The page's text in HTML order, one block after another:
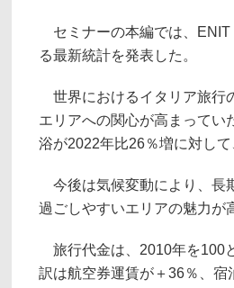
セミナーの本編では、ENIT
る最新統計を発表した。
世界におけるイタリア旅行
エリアへの関心が高まってい
浴が2022年比26％増に対し
今後は気候変動により、長
過ごしやすいエリアの魅力が
旅行代金は、2010年を100
訳は航空券運賃が＋36％、